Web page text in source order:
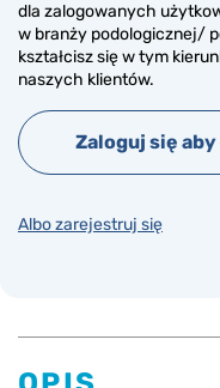
dla zalogowanych
w branży podologicznej/
kształcisz się w tym
naszych klientów.
Zaloguj się
Albo zarejestruj się